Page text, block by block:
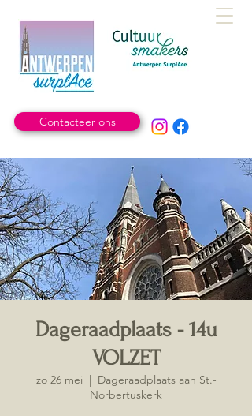
Contacteer ons
Dageraadplaats - 14u
VOLZET
zo 26 mei
  |
Dageraadplaats aan St.-
Norbertuskerk